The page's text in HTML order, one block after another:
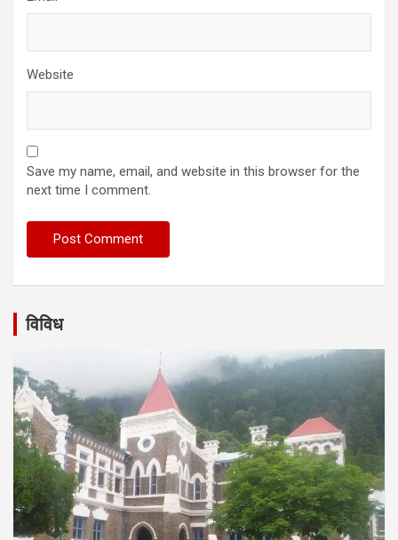
Website
Save my name, email, and website in this browser for the
next time I comment.
विविध